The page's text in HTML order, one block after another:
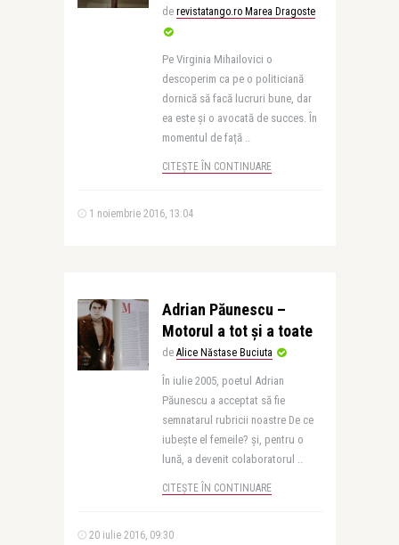
de revistatango.ro Marea Dragoste
Pe Virginia Mihailovici o
descoperim ca pe o politiciană
dornică să facă lucruri bune, dar
ea este și o avocată de succes. În
momentul de față ..
CITEȘTE ÎN CONTINUARE
1 noiembrie 2016, 13:04
Adrian Păunescu –
Motorul a tot și a toate
de Alice Năstase Buciuta
În iulie 2005, poetul Adrian
Păunescu a acceptat să fie
semnatarul rubricii noastre De ce
iubește el femeile? și, pentru o
lună, a devenit colaboratorul ..
CITEȘTE ÎN CONTINUARE
20 iulie 2016, 09:30